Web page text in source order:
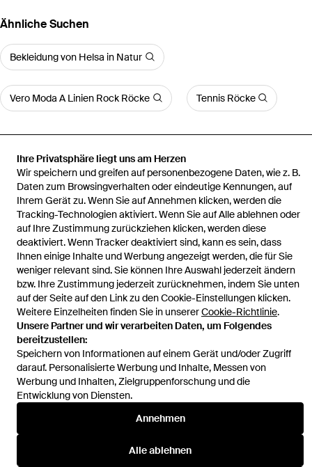
Ihre Privatsphäre liegt uns am Herzen
Wir speichern und greifen auf personenbezogene Daten, wie z. B.
Daten zum Browsingverhalten oder eindeutige Kennungen, auf
Ihrem Gerät zu. Wenn Sie auf Annehmen klicken, werden die
Tracking-Technologien aktiviert. Wenn Sie auf Alle ablehnen oder
auf Ihre Zustimmung zurückziehen klicken, werden diese
deaktiviert. Wenn Tracker deaktiviert sind, kann es sein, dass
Ihnen einige Inhalte und Werbung angezeigt werden, die für Sie
weniger relevant sind. Sie können Ihre Auswahl jederzeit ändern
bzw. Ihre Zustimmung jederzeit zurücknehmen, indem Sie unten
auf der Seite auf den Link zu den Cookie-Einstellungen klicken.
Weitere Einzelheiten finden Sie in unsererCookie-Richtlinie.
Unsere Partner und wir verarbeiten Daten, um Folgendes
bereitzustellen:
Speichern von Informationen auf einem Gerät und/oder Zugriff
darauf. Personalisierte Werbung und Inhalte, Messen von
Werbung und Inhalten, Zielgruppenforschung und die
Entwicklung von Diensten.
Annehmen
Alle ablehnen
Ähnliche Suchen
Bekleidung von Helsa in Natur
Vero Moda A Linien Rock Röcke Tennis Röcke
Startseite Damen Röcke Helsa Röcke Rock He Silk Gazar
Hilfe und Informationen